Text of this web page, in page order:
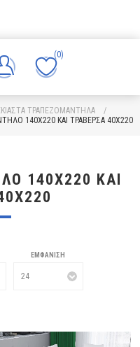
(0)
ΤΡΑΠΕΖΟΜΑΝΤΗΛΑ
/
140X220 ΚΑΙ ΤΡΑΒΕΡΣΑ 40Χ220
140X220 ΚΑΙ
ΕΜΦΆΝΙΣΗ